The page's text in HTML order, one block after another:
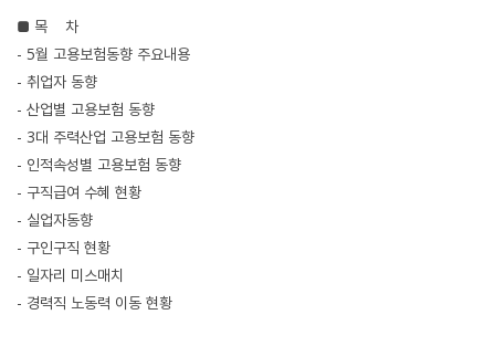
■ 목 차
- 5월 고용보험동향 주요내용
- 취업자 동향
- 산업별 고용보험 동향
- 3대 주력산업 고용보험 동향
- 인적속성별 고용보험 동향
- 구직급여 수혜 현황
- 실업자동향
- 구인구직 현황
- 일자리 미스매치
- 경력직 노동력 이동 현황